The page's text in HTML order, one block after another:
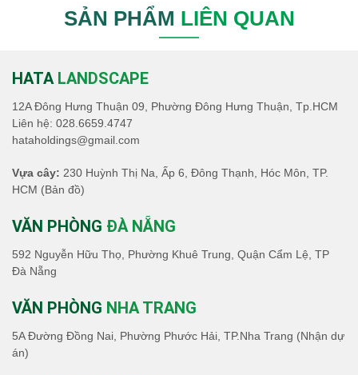
SẢN PHẨM LIÊN QUAN
HATA LANDSCAPE
12A Đông Hưng Thuận 09, Phường Đông Hưng Thuận, Tp.HCM
Liên hệ: 028.6659.4747
hataholdings@gmail.com
Vựa cây: 230 Huỳnh Thị Na, Ấp 6, Đông Thạnh, Hóc Môn, TP.
HCM (Bản đồ)
VĂN PHÒNG ĐÀ NẴNG
592 Nguyễn Hữu Thọ, Phường Khuê Trung, Quận Cẩm Lệ, TP
Đà Nẵng
VĂN PHÒNG NHA TRANG
5A Đường Đồng Nai, Phường Phước Hải, TP.Nha Trang (Nhận dự
án)